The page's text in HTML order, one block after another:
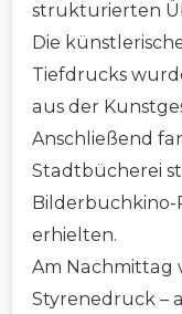
strukturierten
Die
Tiefdrucks
aus der
Anschließend
Stadtbücherei
Bilderbuchkino-
erhielten.
Am Nachmittag
Styrenedruck –